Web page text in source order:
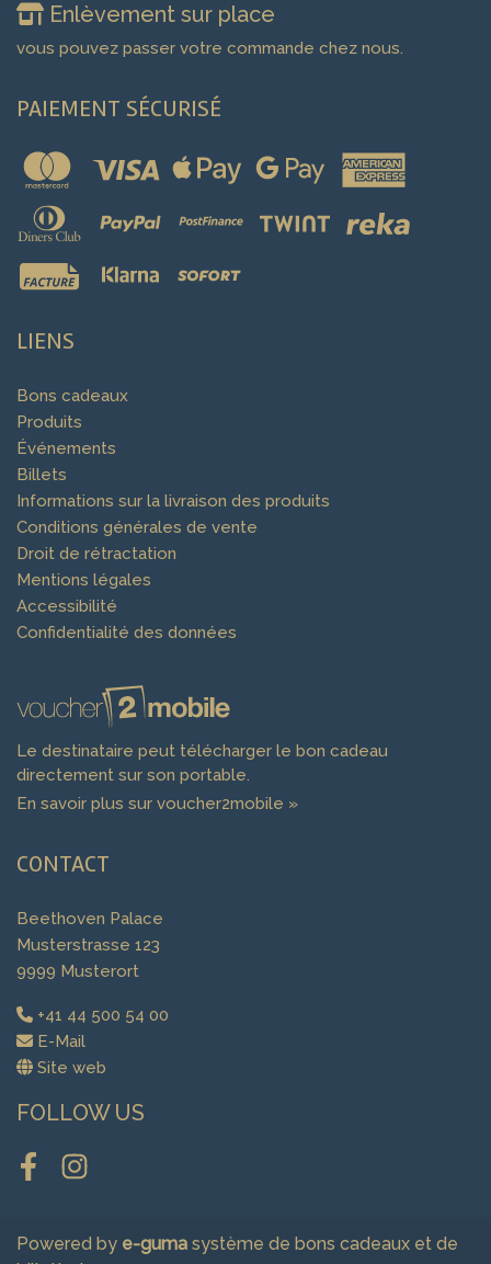
Enlèvement sur place
vous pouvez passer votre commande chez nous.
PAIEMENT SÉCURISÉ
LIENS
Bons cadeaux
Produits
Événements
Billets
Informations sur la livraison des produits
Conditions générales de vente
Droit de rétractation
Mentions légales
Accessibilité
Confidentialité des données
Le destinataire peut télécharger le bon cadeau
directement sur son portable.
En savoir plus sur voucher2mobile »
CONTACT
Beethoven Palace
Musterstrasse 123
9999 Musterort
+41 44 500 54 00
E-Mail
Site web
FOLLOW US
FacebookInstagram
Powered by e-guma système de bons cadeaux et de